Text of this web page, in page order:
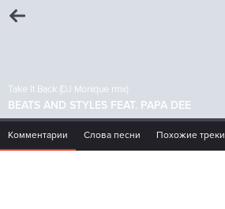
Take It Back (DJ Monique rmx)
BEATS AND STYLES FEAT. PAPA DEE
Комментарии Слова песни Похожие треки